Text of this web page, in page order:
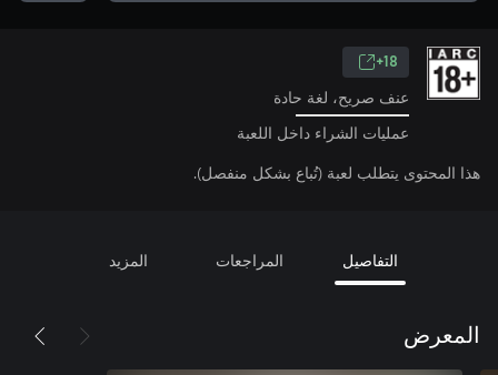
18+
عنف صريح، لغة حادة
عمليات الشراء داخل اللعبة
هذا المحتوى يتطلب لعبة (تُباع بشكل منفصل).
التفاصيل المراجعات المزيد
المعرض